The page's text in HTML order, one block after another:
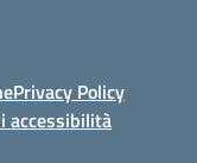
Privacy Policy
accessibilità